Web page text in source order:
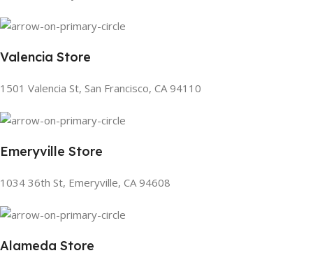
Valencia Store
1501 Valencia St, San Francisco, CA 94110
Emeryville Store
1034 36th St, Emeryville, CA 94608
Alameda Store